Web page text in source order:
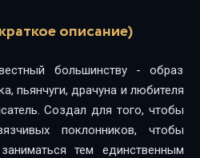
описание)
большинству - образ
пьянчуги, драчуна и любителя
Создал для того, чтобы
поклонников, чтобы
тем единственным